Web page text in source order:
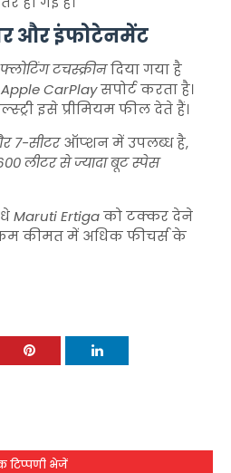
और इंफोटेनमेंट
टचस्क्रीनदिया गया है
CarPlayसपोर्ट करता है।
इसे प्रीमियम फील देते हैं।
7-सीटरऑप्शन में उपलब्ध है,
लीटर से ज्यादा बूट स्पेस
Maruti Ertigaको टक्कर देने
कम कीमत में अधिक फीचर्स के
टिप्पणी भेजें